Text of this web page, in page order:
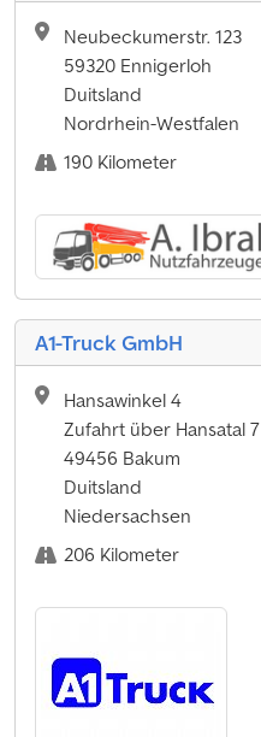
Neubeckumerstr. 123
59320 Ennigerloh
Duitsland
Nordrhein-Westfalen
190 Kilometer
A1-Truck GmbH
Hansawinkel 4
Zufahrt über Hansatal 7
49456 Bakum
Duitsland
Niedersachsen
206 Kilometer